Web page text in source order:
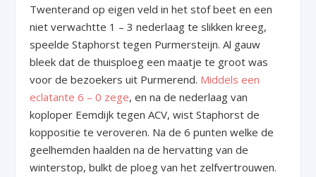
Twenterand op eigen veld in het stof beet en een
niet verwachtte 1 – 3 nederlaag te slikken kreeg,
speelde Staphorst tegen Purmersteijn. Al gauw
bleek dat de thuisploeg een maatje te groot was
voor de bezoekers uit Purmerend. Middels een
eclatante 6 – 0 zege, en na de nederlaag van
koploper Eemdijk tegen ACV, wist Staphorst de
koppositie te veroveren. Na de 6 punten welke de
geelhemden haalden na de hervatting van de
winterstop, bulkt de ploeg van het zelfvertrouwen.